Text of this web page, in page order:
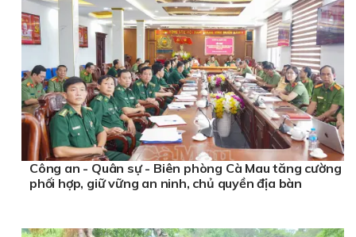
Công an - Quân sự - Biên phòng Cà Mau tăng cường
phối hợp, giữ vững an ninh, chủ quyền địa bàn